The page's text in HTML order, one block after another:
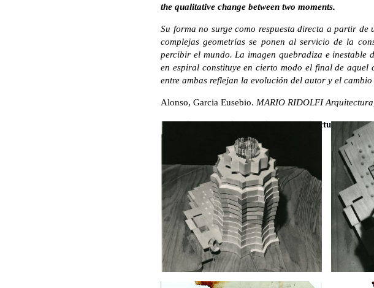
the qualitative change between two moments.
Su forma no surge como respuesta directa a partir
complejas geometrías se ponen al servicio de la
percibir el mundo. La imagen quebradiza e inestable
en espiral constituye en cierto modo el final de
entre ambas reflejan la evolución del autor y el
Alonso, Garcia Eusebio. MARIO RIDOLFI
* English translation by Hidden Architecture